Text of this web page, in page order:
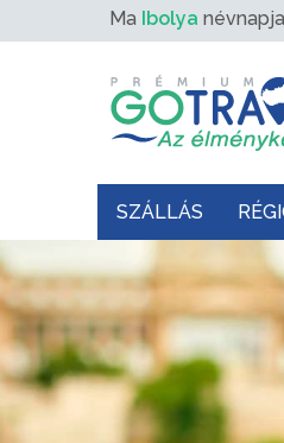
Ma Ibolya
SZÁLLÁS